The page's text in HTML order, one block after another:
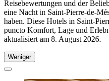
Reisebewertungen und der
eine Nacht in Saint-Pierre-de-
haben. Diese Hotels in Saint-
puncto Komfort, Lage und
aktualisiert am 8. August 2026.
Weniger